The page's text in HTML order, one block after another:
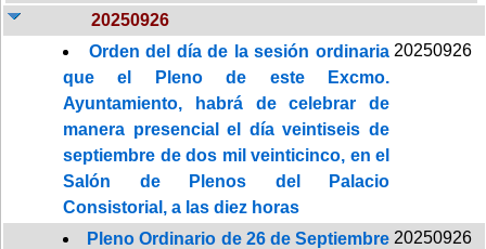
20250926
Orden del día de la sesión ordinaria
que el Pleno de este Excmo.
Ayuntamiento, habrá de celebrar de
manera presencial el día veintiseis de
septiembre de dos mil veinticinco, en el
Salón de Plenos del Palacio
Consistorial, a las diez horas
20250926
Pleno Ordinario de 26 de Septiembre 20250926